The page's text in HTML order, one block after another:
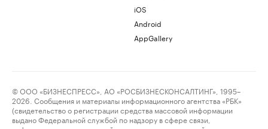
iOS
Android
AppGallery
© ООО «БИЗНЕСПРЕСС», АО «РОСБИЗНЕСКОНСАЛТИНГ», 1995–
2026. Сообщения и материалы информационного агентства «РБК»
(свидетельство о регистрации средства массовой информации
выдано Федеральной службой по надзору в сфере связи,